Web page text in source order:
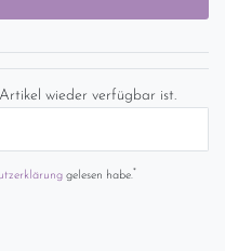
wieder verfügbar ist.
gelesen habe.*